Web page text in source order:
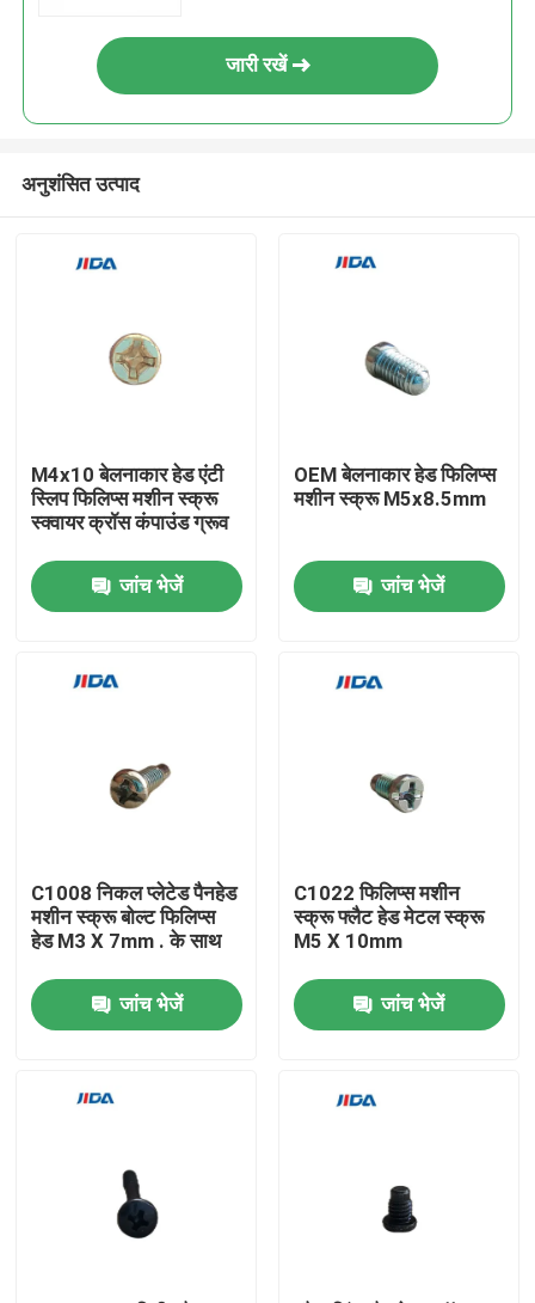
घर
उत्पाद
फ़ैक्टरी टूर
गुणवत्ता नियंत्रण
जारी रखें
अनुशंसित उत्पाद
M4x10 बेलनाकार हेड एंटी
स्लिप फिलिप्स मशीन स्क्रू
स्क्वायर क्रॉस कंपाउंड ग्रूव
जांच भेजें
OEM बेलनाकार हेड फिलिप्स
मशीन स्क्रू M5x8.5mm
जांच भेजें
C1008 निकल प्लेटेड पैनहेड
मशीन स्क्रू बोल्ट फिलिप्स
हेड M3 X 7mm . के साथ
जांच भेजें
C1022 फिलिप्स मशीन
स्क्रू फ्लैट हेड मेटल स्क्रू
M5 X 10mm
जांच भेजें